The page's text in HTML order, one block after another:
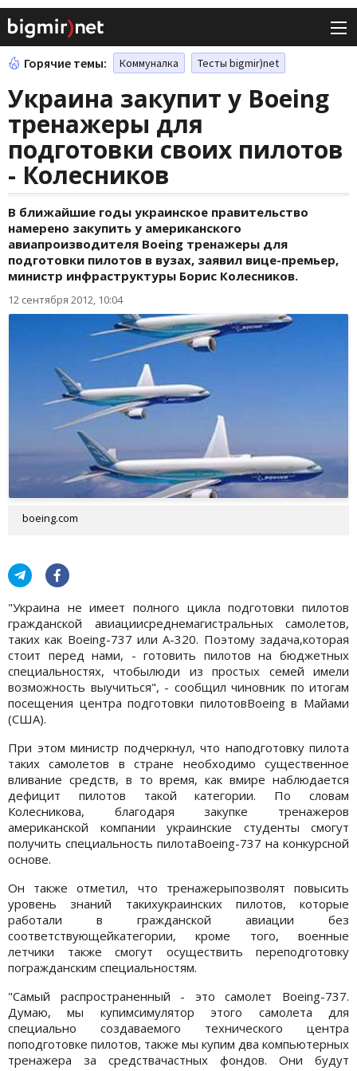
Горячие темы: Коммуналка Тесты bigmir)net
Украина закупит у Boeing
тренажеры для
подготовки своих пилотов
- Колесников
В ближайшие годы украинское правительство
намерено закупить у американского
авиапроизводителя Boeing тренажеры для
подготовки пилотов в вузах, заявил вице-премьер,
министр инфраструктуры Борис Колесников.
12 сентября 2012, 10:04
boeing.com
"Украина не имеет полного цикла подготовки пилотов
гражданской авиациисреднемагистральных самолетов,
таких как Boeing-737 или А-320. Поэтому задача,которая
стоит перед нами, - готовить пилотов на бюджетных
специальностях, чтобылюди из простых семей имели
возможность выучиться", - сообщил чиновник по итогам
посещения центра подготовки пилотовBoeing в Майами
(США).
При этом министр подчеркнул, что наподготовку пилота
таких самолетов в стране необходимо существенное
вливание средств, в то время, как вмире наблюдается
дефицит пилотов такой категории. По словам
Колесникова, благодаря закупке тренажеров
американской компании украинские студенты смогут
получить специальность пилотаBoeing-737 на конкурсной
основе.
Он также отметил, что тренажерыпозволят повысить
уровень знаний такихукраинских пилотов, которые
работали в гражданской авиации без
соответствующейкатегории, кроме того, военные
летчики также смогут осуществить переподготовку
погражданским специальностям.
"Самый распространенный - это самолет Boeing-737.
Думаю, мы купимсимулятор этого самолета для
специально создаваемого технического центра
поподготовке пилотов, также мы купим два компьютерных
тренажера за средствачастных фондов. Они будут